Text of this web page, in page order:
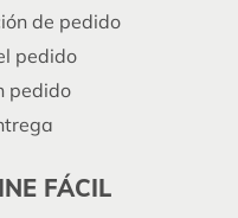
de pedido
pedido
pedido
FÁCIL